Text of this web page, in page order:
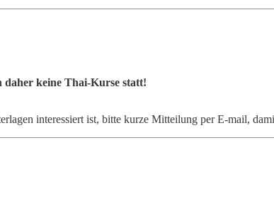
keine Thai-Kurse statt!
interessiert ist, bitte kurze Mitteilung per E-mail,